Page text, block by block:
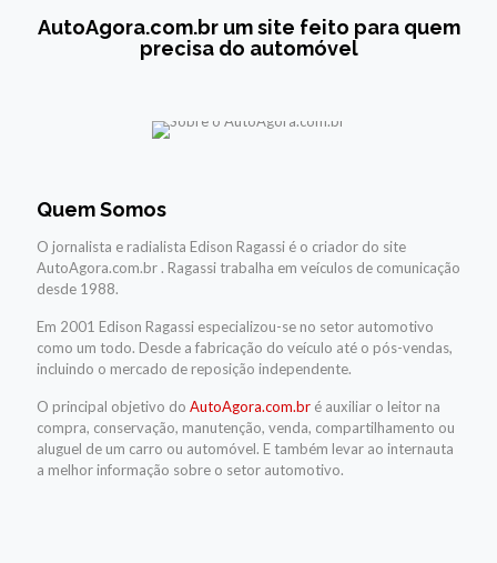
AutoAgora.com.br um site feito para quem
precisa do automóvel
Quem Somos
O jornalista e radialista Edison Ragassi é o criador do site
AutoAgora.com.br . Ragassi trabalha em veículos de comunicação
desde 1988.
Em 2001 Edison Ragassi especializou-se no setor automotivo
como um todo. Desde a fabricação do veículo até o pós-vendas,
incluindo o mercado de reposição independente.
O principal objetivo do AutoAgora.com.br é auxiliar o leitor na
compra, conservação, manutenção, venda, compartilhamento ou
aluguel de um carro ou automóvel. E também levar ao internauta
a melhor informação sobre o setor automotivo.